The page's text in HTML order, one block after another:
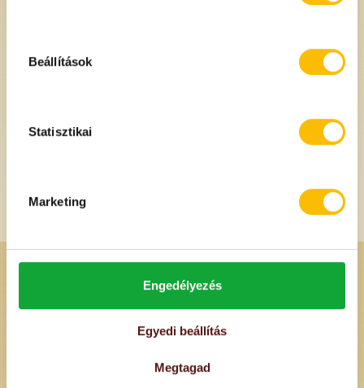
Beállítások
Statisztikai
Marketing
Engedélyezés
Egyedi beállítás
Megtagad